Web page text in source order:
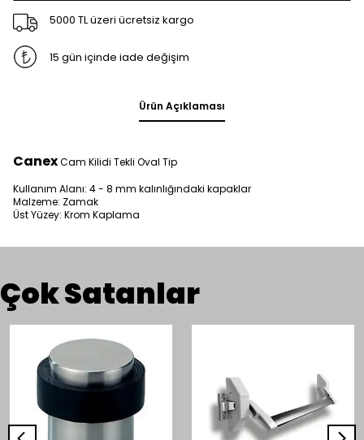
5000 TL üzeri ücretsiz kargo
15 gün içinde iade değişim
Ürün Açıklaması
CanexCam Kilidi Tekli Oval Tip
Kullanım Alanı: 4 - 8 mm kalınlığındaki kapaklar
Malzeme: Zamak
Üst Yüzey: Krom Kaplama
Çok Satanlar